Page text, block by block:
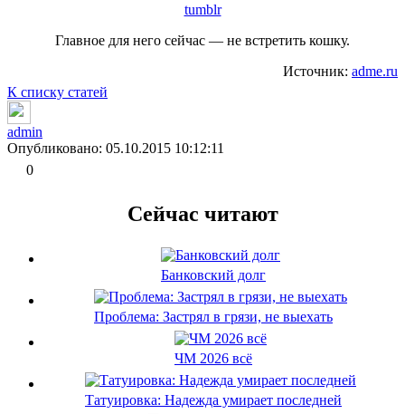
tumblr
Главное для него сейчас — не встретить кошку.
Источник: adme.ru
К списку статей
admin
Опубликовано: 05.10.2015 10:12:11
0
Сейчас читают
Банковский долг
Проблема: Застрял в грязи, не выехать
ЧМ 2026 всё
Татуировка: Надежда умирает последней